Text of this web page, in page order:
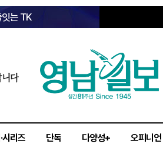
잇는 TK
다
시리즈 단독 다양성+ 오피니언